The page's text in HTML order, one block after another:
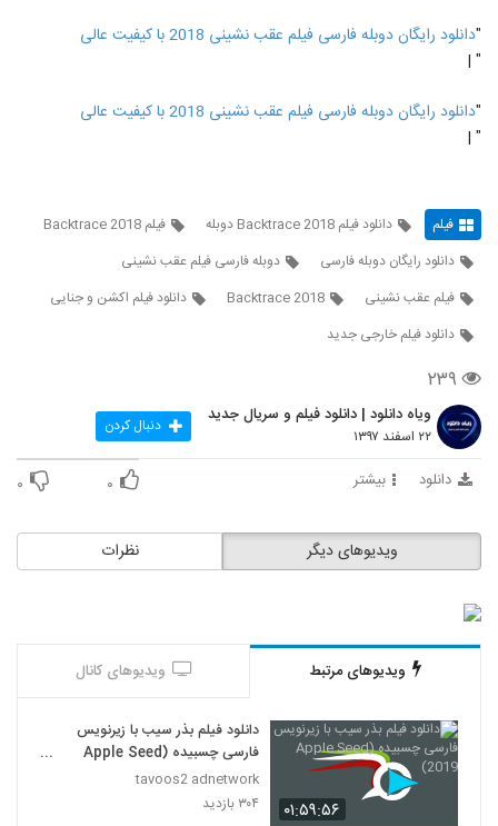
"دانلود رایگان دوبله فارسی فیلم عقب نشینی 2018 با کیفیت عالی
" |
"دانلود رایگان دوبله فارسی فیلم عقب نشینی 2018 با کیفیت عالی
" |
فیلم دانلود فیلم Backtrace 2018 دوبله
فیلم Backtrace 2018
دانلود رایگان دوبله فارسی
دوبله فارسی فیلم عقب نشینی
فیلم عقب نشینی
Backtrace 2018
دانلود فیلم اکشن و جنایی
دانلود فیلم خارجی جدید
۲۳۹
ویاه دانلود | دانلود فیلم و سریال جدید
۲۲ اسفند ۱۳۹۷ دنبال کردن
دانلود بیشتر ۰ ۰
نظرات ویدیوهای دیگر
ویدیوهای مرتبط ویدیوهای کانال
۰۱:۵۹:۵۶
دانلود فیلم بذر سیب با زیرنویس
فارسی چسبیده (Apple Seed
2019)
tavoos2 adnetwork
۳۰۴ بازدید